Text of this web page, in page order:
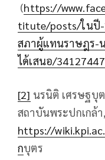
(https://
titute/posts/ในปี-
สภาผู้แทนราษฎร-
ได้เสนอ/
[2] นรนิติ เศรษฐบุ
สถาบันพระปกเกล้า,
https://
กบุตร